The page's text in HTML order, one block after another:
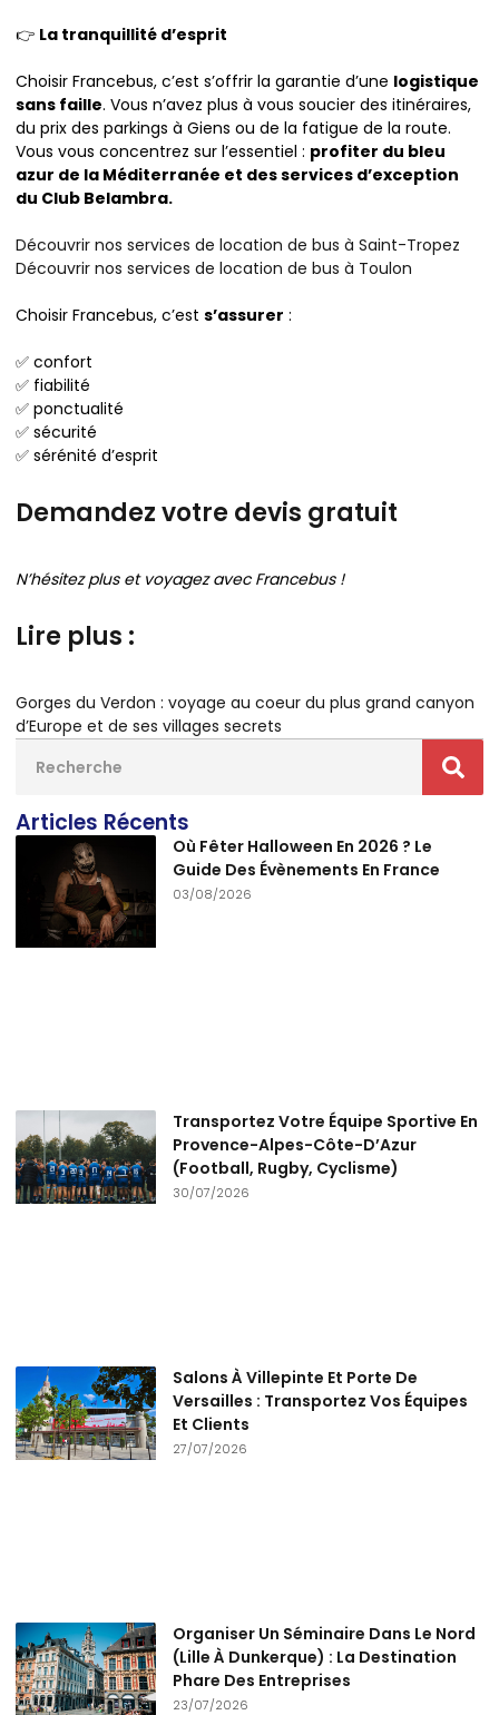
👉 La tranquillité d’esprit
Choisir Francebus, c’est s’offrir la garantie d’une logistique
sans faille. Vous n’avez plus à vous soucier des itinéraires,
du prix des parkings à Giens ou de la fatigue de la route.
Vous vous concentrez sur l’essentiel : profiter du bleu
azur de la Méditerranée et des services d’exception
du Club Belambra.
Découvrir nos services de location de bus à Saint-Tropez
Découvrir nos services de location de bus à Toulon
Choisir Francebus, c’est s’assurer :
✅ confort
✅ fiabilité
✅ ponctualité
✅ sécurité
✅ sérénité d’esprit
Demandez votre devis gratuit
N’hésitez plus et voyagez avec Francebus !
Lire plus :
Gorges du Verdon : voyage au coeur du plus grand canyon
d’Europe et de ses villages secrets
Articles Récents
Où Fêter Halloween En 2026 ? Le
Guide Des Évènements En France
03/08/2026
Transportez Votre Équipe Sportive En
Provence-Alpes-Côte-D’Azur
(Football, Rugby, Cyclisme)
30/07/2026
Salons À Villepinte Et Porte De
Versailles : Transportez Vos Équipes
Et Clients
27/07/2026
Organiser Un Séminaire Dans Le Nord
(Lille À Dunkerque) : La Destination
Phare Des Entreprises
23/07/2026